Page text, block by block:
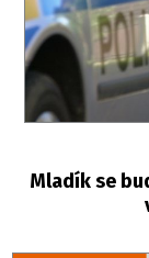
Mladík se